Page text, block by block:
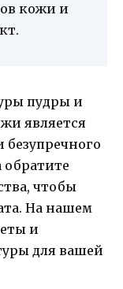
кожи и
пудры и
является
чтобы
На нашем
и
для вашей